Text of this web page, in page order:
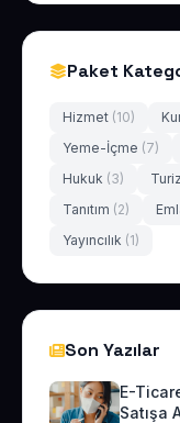
Paket
Hizmet (10)
Yeme-İçme (7)
Hukuk (3)
Tanıtım (2)
Yayıncılık (1)
Son Yazılar
E-
Satışa